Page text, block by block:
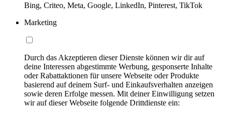
Bing, Criteo, Meta, Google, LinkedIn, Pinterest, TikTok
Marketing
Durch das Akzeptieren dieser Dienste können wir dir auf
deine Interessen abgestimmte Werbung, gesponserte Inhalte
oder Rabattaktionen für unsere Webseite oder Produkte
basierend auf deinem Surf- und Einkaufsverhalten anzeigen
sowie deren Erfolge messen. Mit deiner Einwilligung setzen
wir auf dieser Webseite folgende Drittdienste ein: